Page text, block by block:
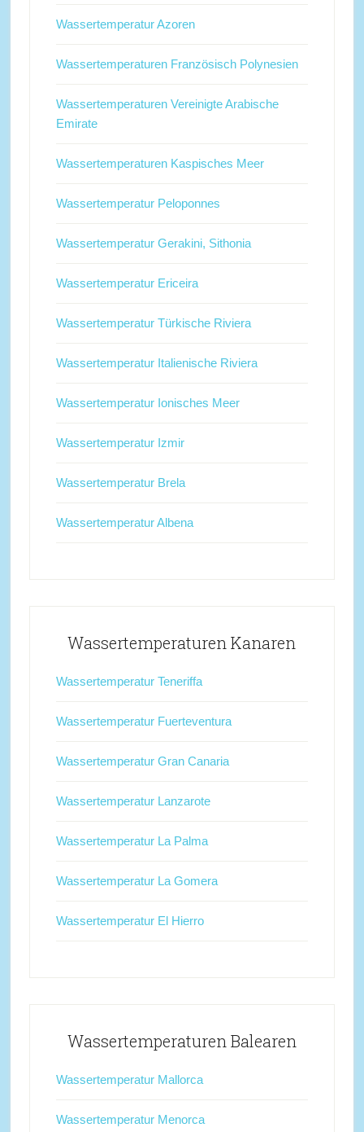
Wassertemperatur Azoren
Wassertemperaturen Französisch Polynesien
Wassertemperaturen Vereinigte Arabische
Emirate
Wassertemperaturen Kaspisches Meer
Wassertemperatur Peloponnes
Wassertemperatur Gerakini, Sithonia
Wassertemperatur Ericeira
Wassertemperatur Türkische Riviera
Wassertemperatur Italienische Riviera
Wassertemperatur Ionisches Meer
Wassertemperatur Izmir
Wassertemperatur Brela
Wassertemperatur Albena
Wassertemperaturen Kanaren
Wassertemperatur Teneriffa
Wassertemperatur Fuerteventura
Wassertemperatur Gran Canaria
Wassertemperatur Lanzarote
Wassertemperatur La Palma
Wassertemperatur La Gomera
Wassertemperatur El Hierro
Wassertemperaturen Balearen
Wassertemperatur Mallorca
Wassertemperatur Menorca